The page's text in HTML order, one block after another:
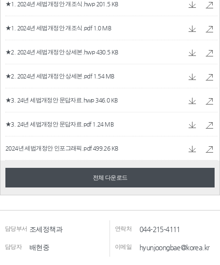
★1. 2024년 세법개정안 개조식.hwp 201.5 KB
★1. 2024년 세법개정안 개조식.pdf 1.0 MB
★2. 2024년 세법개정안 상세본.hwp430.5 KB
★2. 2024년 세법개정안 상세본.pdf 1.54 MB
★3. 24년 세법개정안 문답자료.hwp 346.0 KB
★3. 24년 세법개정안 문답자료.pdf 1.24 MB
2024년 세법개정안 인포그래픽.pdf499.26 KB
전체 다운로드
담당부서 조세정책과 연락처 044-215-4111
담당자 배현중 이메일 hyunjoongbae@korea.kr